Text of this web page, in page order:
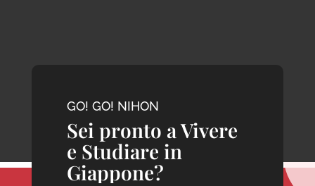
GO! GO! NIHON
Sei pronto a Vivere
e Studiare in
Giappone?